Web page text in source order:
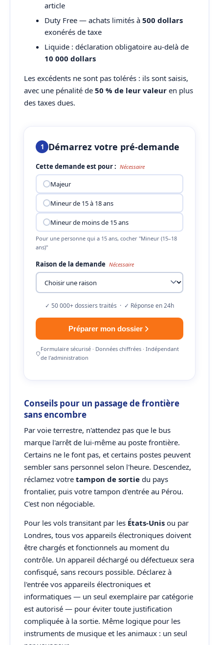
article
Duty Free — achats limités à 500 dollars
exonérés de taxe
Liquide : déclaration obligatoire au-delà de
10 000 dollars
Les excédents ne sont pas tolérés : ils sont saisis,
avec une pénalité de 50 % de leur valeur en plus
des taxes dues.
1 Démarrez votre pré-demande
Cette demande est pour : Nécessaire
Majeur
Mineur de 15 à 18 ans
Mineur de moins de 15 ans
Pour une personne qui a 15 ans, cocher "Mineur (15–18
ans)"
Raison de la demande Nécessaire
✓ 50 000+ dossiers traités · ✓ Réponse en 24h
Préparer mon dossier
Formulaire sécurisé · Données chiffrées · Indépendant
de l'administration
Conseils pour un passage de frontière
sans encombre
Par voie terrestre, n'attendez pas que le bus
marque l'arrêt de lui-même au poste frontière.
Certains ne le font pas, et certains postes peuvent
sembler sans personnel selon l'heure. Descendez,
réclamez votre tampon de sortie du pays
frontalier, puis votre tampon d'entrée au Pérou.
C'est non négociable.
Pour les vols transitant par les États-Unis ou par
Londres, tous vos appareils électroniques doivent
être chargés et fonctionnels au moment du
contrôle. Un appareil déchargé ou défectueux sera
confisqué, sans recours possible. Déclarez à
l'entrée vos appareils électroniques et
informatiques — un seul exemplaire par catégorie
est autorisé — pour éviter toute justification
compliquée à la sortie. Même logique pour les
instruments de musique et les animaux : un seul